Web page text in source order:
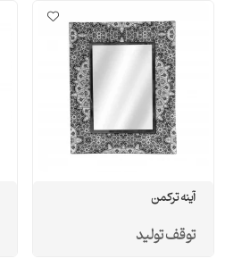
آينه ترکمن
توقف تولید